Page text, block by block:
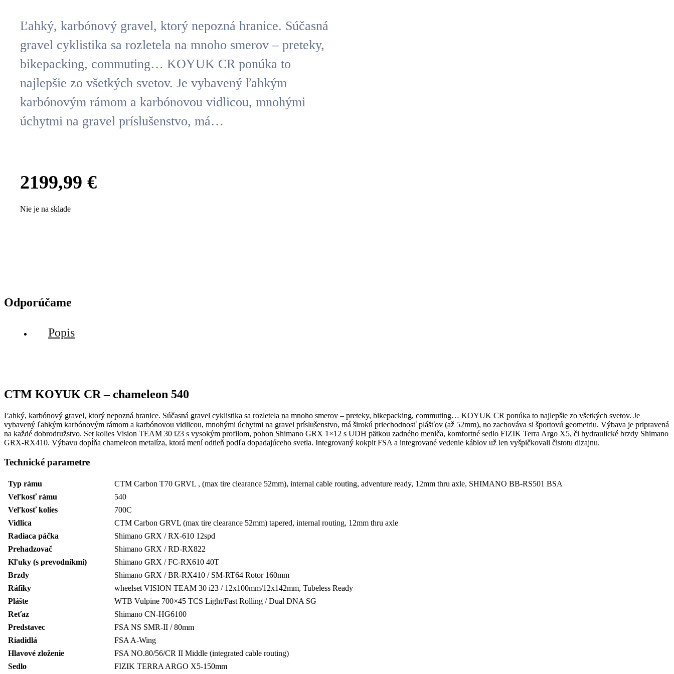
Ľahký, karbónový gravel, ktorý nepozná hranice. Súčasná
gravel cyklistika sa rozletela na mnoho smerov – preteky,
bikepacking, commuting… KOYUK CR ponúka to
najlepšie zo všetkých svetov. Je vybavený ľahkým
karbónovým rámom a karbónovou vidlicou, mnohými
úchytmi na gravel príslušenstvo, má…
2199,99 €
Nie je na sklade
Odporúčame
Popis
CTM KOYUK CR – chameleon 540
Ľahký, karbónový gravel, ktorý nepozná hranice. Súčasná gravel cyklistika sa rozletela na mnoho smerov – preteky, bikepacking, commuting… KOYUK CR ponúka to najlepšie zo všetkých svetov. Je
vybavený ľahkým karbónovým rámom a karbónovou vidlicou, mnohými úchytmi na gravel príslušenstvo, má širokú priechodnosť plášťov (až 52mm), no zachováva si športovú geometriu. Výbava je pripravená
na každé dobrodružstvo. Set kolies Vision TEAM 30 i23 s vysokým profilom, pohon Shimano GRX 1×12 s UDH pätkou zadného meniča, komfortné sedlo FIZIK Terra Argo X5, či hydraulické brzdy Shimano
GRX-RX410. Výbavu dopĺňa chameleon metalíza, ktorá mení odtieň podľa dopadajúceho svetla. Integrovaný kokpit FSA a integrované vedenie káblov už len vyšpičkovali čistotu dizajnu.
Technické parametre
Typ rámu
CTM Carbon T70 GRVL , (max tire clearance 52mm), internal cable routing, adventure ready, 12mm thru axle, SHIMANO BB-RS501 BSA
Veľkosť rámu
540
Veľkosť kolies
700C
Vidlica
CTM Carbon GRVL (max tire clearance 52mm) tapered, internal routing, 12mm thru axle
Radiaca páčka
Shimano GRX / RX-610 12spd
Prehadzovač
Shimano GRX / RD-RX822
Kľuky (s prevodníkmi)
Shimano GRX / FC-RX610 40T
Brzdy
Shimano GRX / BR-RX410 / SM-RT64 Rotor 160mm
Ráfiky
wheelset VISION TEAM 30 i23 / 12x100mm/12x142mm, Tubeless Ready
Plášte
WTB Vulpine 700×45 TCS Light/Fast Rolling / Dual DNA SG
Reťaz
Shimano CN-HG6100
Predstavec
FSA NS SMR-II / 80mm
Riadidlá
FSA A-Wing
Hlavové zloženie
FSA NO.80/56/CR II Middle (integrated cable routing)
Sedlo
FIZIK TERRA ARGO X5-150mm